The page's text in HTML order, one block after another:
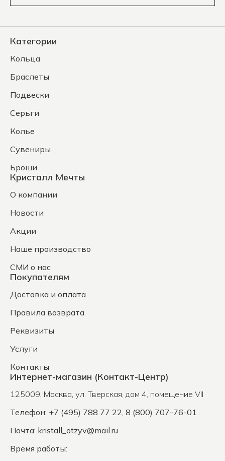
Категории
Кольца
Браслеты
Подвески
Серьги
Колье
Сувениры
Броши
Кристалл Мечты
О компании
Новости
Акции
Наше производство
СМИ о нас
Покупателям
Доставка и оплата
Правила возврата
Реквизиты
Услуги
Контакты
Интернет-магазин (Контакт-Центр)
125009, Москва, ул. Тверская, дом 4, помещение VII
Телефон: +7 (495) 788 77 22, 8 (800) 707-76-01
Почта: kristall_otzyv@mail.ru
Время работы: